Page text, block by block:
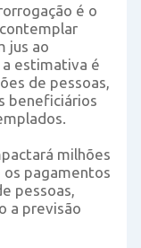
é o
jus ao
estimativa é
de pessoas,
beneficiários
milhões
pagamentos
pessoas,
a previsão